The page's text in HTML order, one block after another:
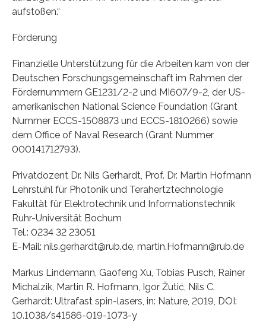
aufstoßen.“
Förderung
Finanzielle Unterstützung für die Arbeiten kam von der
Deutschen Forschungsgemeinschaft im Rahmen der
Fördernummern GE1231/2-2 und MI607/9-2, der US-
amerikanischen National Science Foundation (Grant
Nummer ECCS-1508873 und ECCS-1810266) sowie
dem Office of Naval Research (Grant Nummer
000141712793).
Privatdozent Dr. Nils Gerhardt, Prof. Dr. Martin Hofmann
Lehrstuhl für Photonik und Terahertztechnologie
Fakultät für Elektrotechnik und Informationstechnik
Ruhr-Universität Bochum
Tel.: 0234 32 23051
E-Mail: nils.gerhardt@rub.de, martin.Hofmann@rub.de
Markus Lindemann, Gaofeng Xu, Tobias Pusch, Rainer
Michalzik, Martin R. Hofmann, Igor Žutić, Nils C.
Gerhardt: Ultrafast spin-lasers, in: Nature, 2019, DOI:
10.1038/s41586-019-1073-y